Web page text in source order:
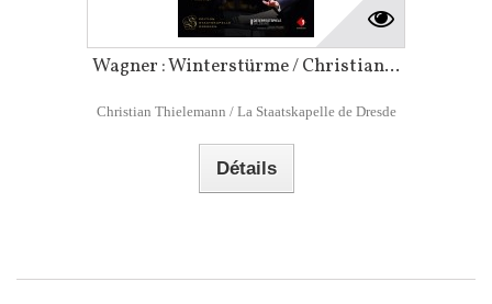
Wagner : Winterstürme / Christian...
Christian Thielemann / La Staatskapelle de Dresde
Détails